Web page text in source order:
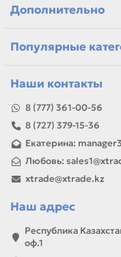
Казахстану
или задачей, товар
ремонта, заправки,
Дополнительно
Популярные
Наши контакты
8 (777) 361-00-56
8 (727) 379-15-36
Екатерина:
Любовь:
xtrade@xtrade.kz
Наш адрес
Республика
оф.1